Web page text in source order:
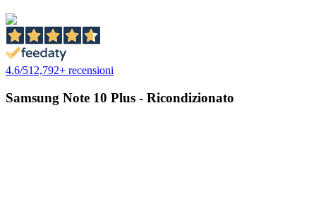
4.6/512,792+ recensioni
Samsung Note 10 Plus - Ricondizionato